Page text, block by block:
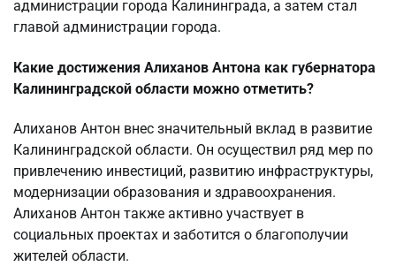
администрации города Калининграда, а затем стал
главой администрации города.
Какие достижения Алиханов Антона как губернатора
Калининградской области можно отметить?
Алиханов Антон внес значительный вклад в развитие
Калининградской области. Он осуществил ряд мер по
привлечению инвестиций, развитию инфраструктуры,
модернизации образования и здравоохранения.
Алиханов Антон также активно участвует в
социальных проектах и заботится о благополучии
жителей области.